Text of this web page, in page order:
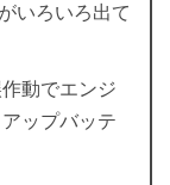
いろいろ出て
動でエンジ
ップバッテ